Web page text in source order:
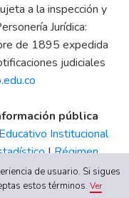
a la inspección y
Jurídica:
de 1895 expedida
judiciales
pública
Institucional
|Régimen
de Ética| Canal
de usuario. Si sigues
estos términos.Ver